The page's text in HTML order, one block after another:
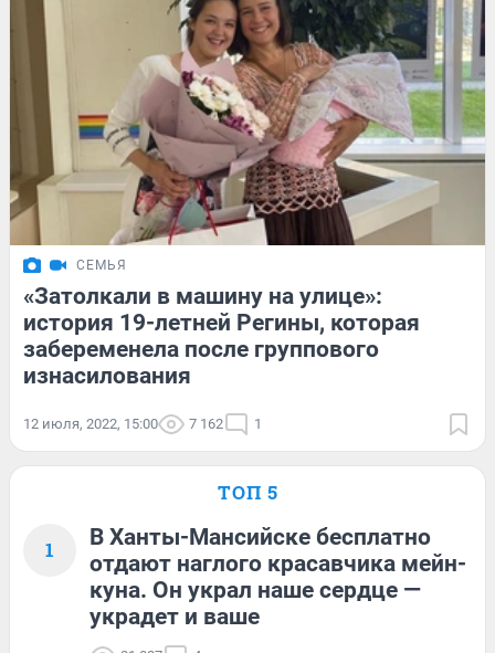
СЕМЬЯ
«Затолкали в машину на улице»:
история 19-летней Регины, которая
забеременела после группового
изнасилования
12 июля, 2022, 15:00 7 162 1
ТОП 5
1
В Ханты-Мансийске бесплатно
отдают наглого красавчика мейн-
куна. Он украл наше сердце —
украдет и ваше